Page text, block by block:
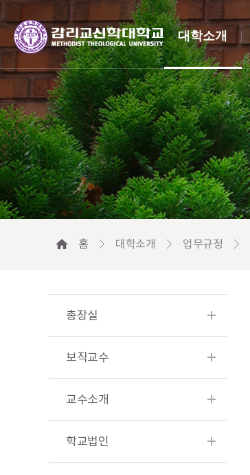
대학소개
홈 대학소개 업무규정
총장실
보직교수
교수소개
학교법인